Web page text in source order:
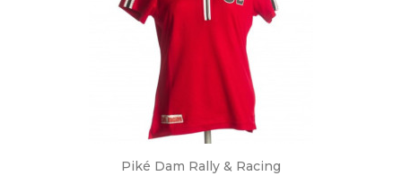
Piké Dam Rally & Racing